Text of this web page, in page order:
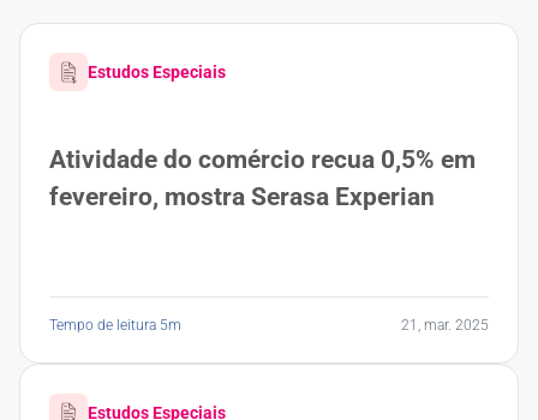
Estudos Especiais
Atividade do comércio recua 0,5% em
fevereiro, mostra Serasa Experian
Tempo de leitura 5m 21, mar. 2025
Estudos Especiais